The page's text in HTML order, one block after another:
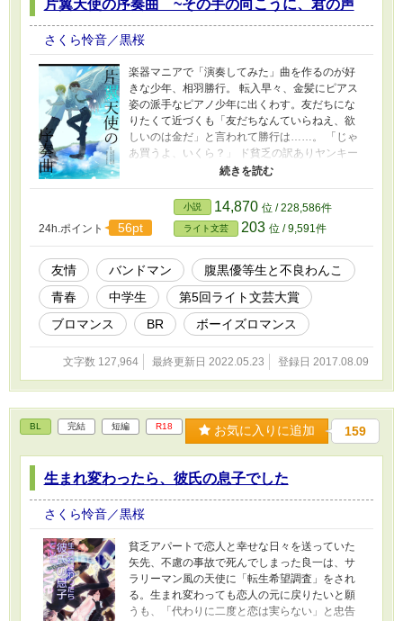
片翼天使の序奏曲 ~その手の向こうに、君の声
さくら怜音／黒桜
楽器マニアで「演奏してみた」曲を作るのが好
きな少年、相羽勝行。 転入早々、金髪にピアス
姿の派手なピアノ少年に出くわす。友だちにな
りたくて近づくも「友だちなんていらねえ、欲
しいのは金だ」と言われて勝行は……。 「じゃ
あ買うよ、いくら？」 ド貧乏の訳ありヤンキー
少年と、転校生のお金持ち優等生。 真逆の二人
たす。 これはシリーズの主人公・光と勝行が初
めて出会い、ロックバンド「WINGS」を結成す
るまでの物語。中学生編です。 ※勝行視点が基
本ですが、たまに光視点（光side）が入りま
す。 ※シリーズ本編もあります。作品一覧から
どうぞ
24h.ポイント 56pt
小説 14,870 位 / 228,586件
ライト文芸 203 位 / 9,591件
友情 バンドマン
腹黒優等生と不良わんこ
青春
中学生
第5回ライト文芸大賞
ブロマンス
BR ボーイズロマンス
文字数 127,964 最終更新日 2022.05.23 登録日 2017.08.09
BL 完結 短編 R18 お気に入りに追加 159
生まれ変わったら、彼氏の息子でした
さくら怜音／黒桜
貧乏アパートで恋人と幸せな日々を送っていた
矢先、不慮の事故で死んでしまった良一は、サ
ラリーマン風の天使に「転生希望調査」をされ
る。生まれ変わっても恋人の元に戻りたいと願
うも、「代わりに二度と恋は実らない」と忠告